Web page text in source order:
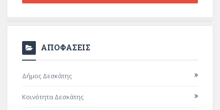
ΑΠΟΦΑΣΕΙΣ
Δήμος Δεσκάτης
Κοινότητα Δεσκάτης